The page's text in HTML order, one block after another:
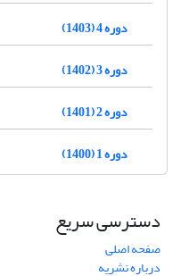
دوره 4 (1403)
دوره 3 (1402)
دوره 2 (1401)
دوره 1 (1400)
دسترسی سریع
صفحه اصلی
درباره نشریه